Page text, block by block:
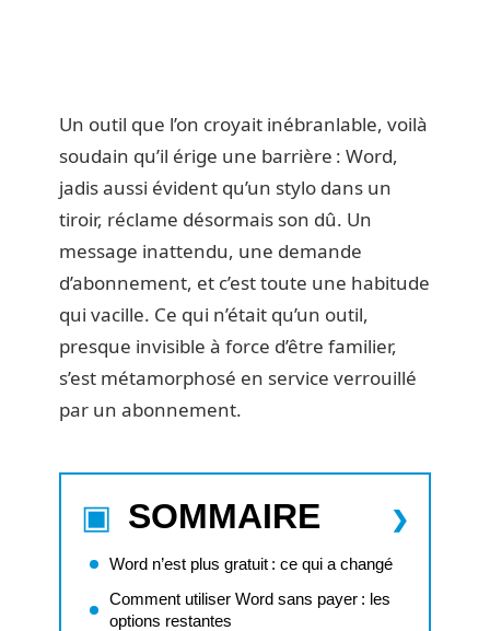
Un outil que l’on croyait inébranlable, voilà
soudain qu’il érige une barrière : Word,
jadis aussi évident qu’un stylo dans un
tiroir, réclame désormais son dû. Un
message inattendu, une demande
d’abonnement, et c’est toute une habitude
qui vacille. Ce qui n’était qu’un outil,
presque invisible à force d’être familier,
s’est métamorphosé en service verrouillé
par un abonnement.
SOMMAIRE
Word n’est plus gratuit : ce qui a changé
Comment utiliser Word sans payer : les
options restantes